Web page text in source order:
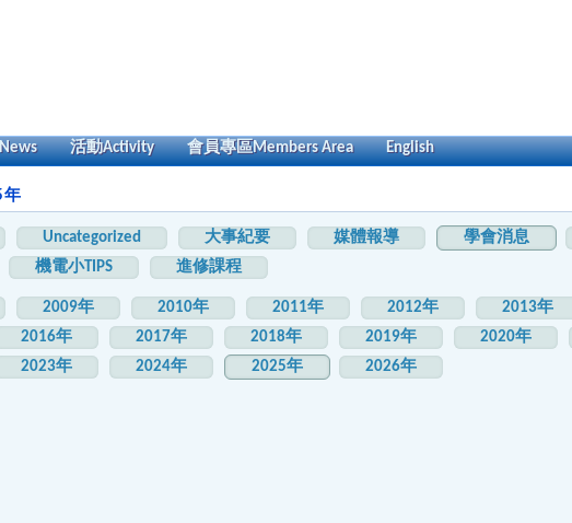
News 活動Activity 會員專區Members Area English
年
Uncategorized 大事紀要 媒體報導 學會消息
機電小TIPS 進修課程
2009年 2010年 2011年 2012年 2013年
2016年 2017年 2018年 2019年 2020年
2023年 2024年 2025年 2026年